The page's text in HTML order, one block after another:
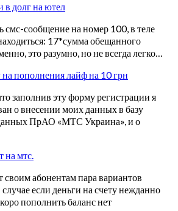
в долг на ютел
смс-сообщение на номер 100, в теле
17*сумма обещанного
это разумно, но не всегда легко…
на пополнения лайф на 10 грн
заполнив эту форму регистрации я
о внесении моих данных в базу
ПрАО «МТС Украина», и о
на мтс.
абонентам пара вариантов
если деньги на счету нежданно
пополнить баланс нет